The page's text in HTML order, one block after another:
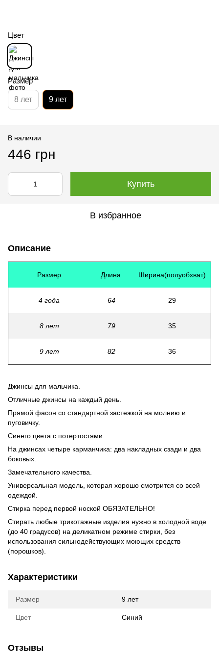
Цвет
Размер
8 лет 9 лет
В наличии
446 грн
Купить
В избранное
Описание
Размер Длина Ширина(полуобхват)
4 года 64 29
8 лет 79 35
9 лет 82 36
Джинсы для мальчика.
Отличные джинсы на каждый день.
Прямой фасон со стандартной застежкой на молнию и
пуговичку.
Синего цвета с потертостями.
На джинсах четыре карманчика: два накладных сзади и два
боковых.
Замечательного качества.
Универсальная модель, которая хорошо смотрится со всей
одеждой.
Стирка перед первой ноской ОБЯЗАТЕЛЬНО!
Стирать любые трикотажные изделия нужно в холодной воде
(до 40 градусов) на деликатном режиме стирки, без
использования сильнодействующих моющих средств
(порошков).
Характеристики
Размер 9 лет
Цвет Синий
Отзывы